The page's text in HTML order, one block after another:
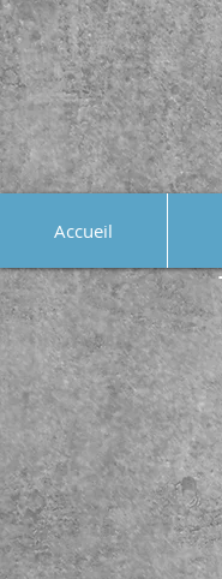
Accueil